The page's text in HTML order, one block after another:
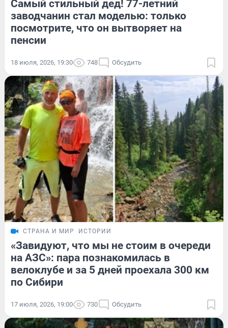
Самый стильный дед! 77-летний
заводчанин стал моделью: только
посмотрите, что он вытворяет на
пенсии
18 июля, 2026, 19:30 748 Обсудить
СТРАНА И МИР ИСТОРИИ
«Завидуют, что мы не стоим в очереди
на АЗС»: пара познакомилась в
велоклубе и за 5 дней проехала 300 км
по Сибири
17 июля, 2026, 19:00 730 Обсудить